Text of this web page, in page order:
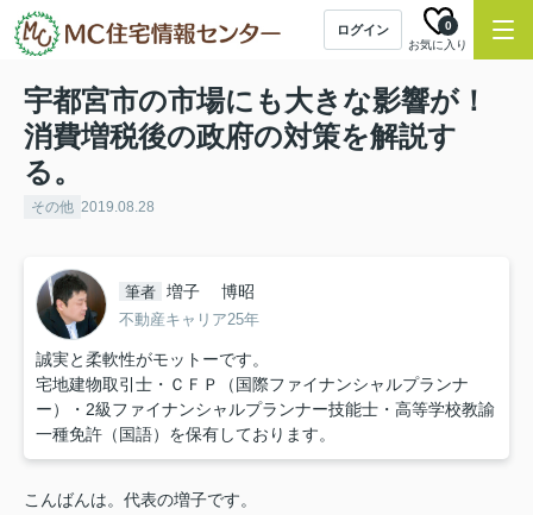
ログイン
お気に入り
0
宇都宮市の市場にも大きな影響が！
消費増税後の政府の対策を解説す
る。
その他 2019.08.28
筆者 増子 博昭
不動産キャリア25年
誠実と柔軟性がモットーです。
宅地建物取引士・ＣＦＰ（国際ファイナンシャルプランナ
ー）・2級ファイナンシャルプランナー技能士・高等学校教諭
一種免許（国語）を保有しております。
こんばんは。代表の増子です。